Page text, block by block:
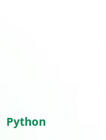
Python